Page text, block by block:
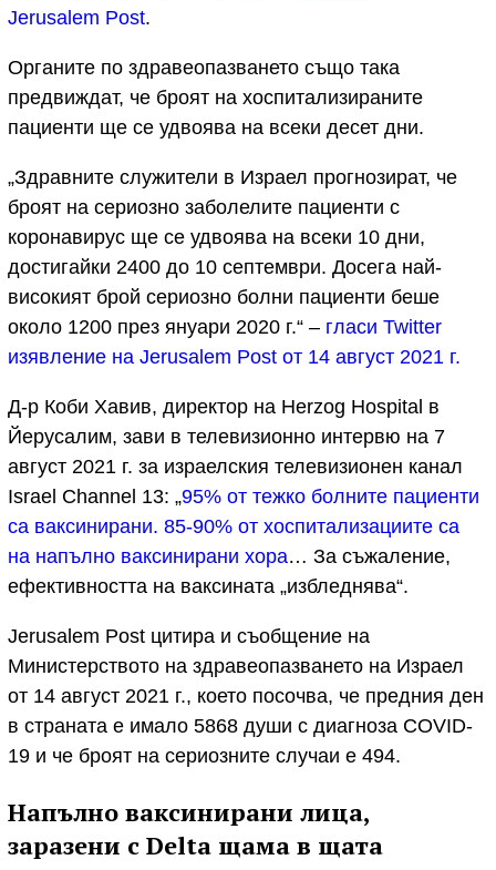
Jerusalem Post.
Органите по здравеопазването също така
предвиждат, че броят на хоспитализираните
пациенти ще се удвоява на всеки десет дни.
„Здравните служители в Израел прогнозират, че
броят на сериозно заболелите пациенти с
коронавирус ще се удвоява на всеки 10 дни,
достигайки 2400 до 10 септември. Досега най-
високият брой сериозно болни пациенти беше
около 1200 през януари 2020 г.“ – гласи Twitter
изявление на Jerusalem Post от 14 август 2021 г.
Д-р Коби Хавив, директор на Herzog Hospital в
Йерусалим, зави в телевизионно интервю на 7
август 2021 г. за израелския телевизионен канал
Israel Channel 13: „95% от тежко болните пациенти
са ваксинирани. 85-90% от хоспитализациите са
на напълно ваксинирани хора… За съжаление,
ефективността на ваксината „избледнява“.
Jerusalem Post цитира и съобщение на
Министерството на здравеопазването на Израел
от 14 август 2021 г., което посочва, че предния ден
в страната е имало 5868 души с диагноза COVID-
19 и че броят на сериозните случаи е 494.
Напълно ваксинирани лица,
заразени с Delta щама в щата